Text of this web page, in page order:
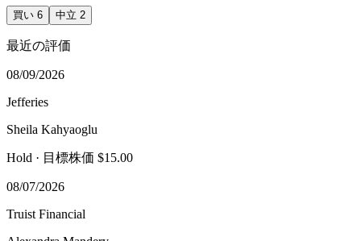
買い 6 中立 2
最近の評価
08/09/2026
Jefferies
Sheila Kahyaoglu
Hold · 目標株価 $15.00
08/07/2026
Truist Financial